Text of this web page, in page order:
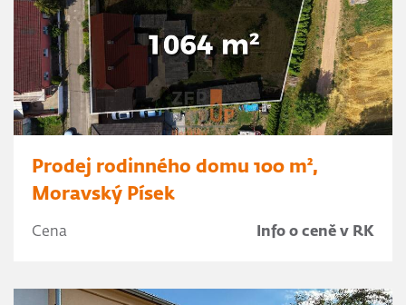
Prodej rodinného domu 100 m²,
Moravský Písek
Cena Info o ceně v RK